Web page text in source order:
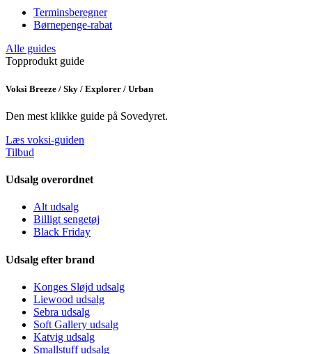
Terminsberegner
Børnepenge-rabat
Alle guides
Topprodukt guide
Voksi Breeze / Sky / Explorer / Urban
Den mest klikke guide på Sovedyret.
Læs voksi-guiden
Tilbud
Udsalg overordnet
Alt udsalg
Billigt sengetøj
Black Friday
Udsalg efter brand
Konges Sløjd udsalg
Liewood udsalg
Sebra udsalg
Soft Gallery udsalg
Katvig udsalg
Smallstuff udsalg